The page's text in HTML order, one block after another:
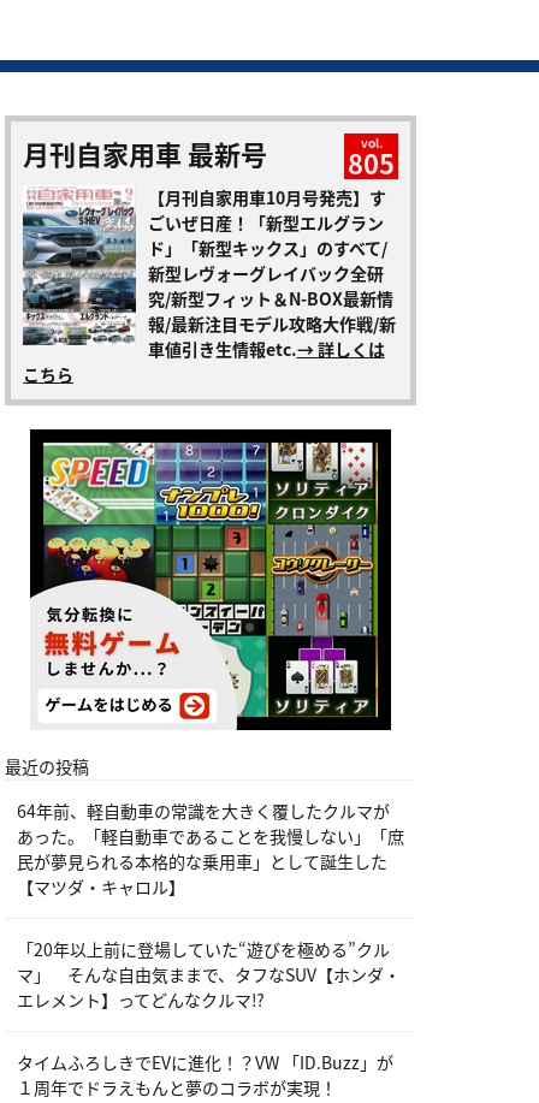
月刊自家用車 最新号 vol.
805
【月刊自家用車10月号発売】す
ごいぜ日産！「新型エルグラン
ド」「新型キックス」のすべて/
新型レヴォーグレイバック全研
究/新型フィット＆N-BOX最新情
報/最新注目モデル攻略大作戦/新
車値引き生情報etc.→ 詳しくは
こちら
最近の投稿
64年前、軽自動車の常識を大きく覆したクルマが
あった。「軽自動車であることを我慢しない」「庶
民が夢見られる本格的な乗用車」として誕生した
【マツダ・キャロル】
「20年以上前に登場していた“遊びを極める”クル
マ」 そんな自由気ままで、タフなSUV【ホンダ・
エレメント】ってどんなクルマ⁉︎
タイムふろしきでEVに進化！？VW 「ID.Buzz」が
１周年でドラえもんと夢のコラボが実現！